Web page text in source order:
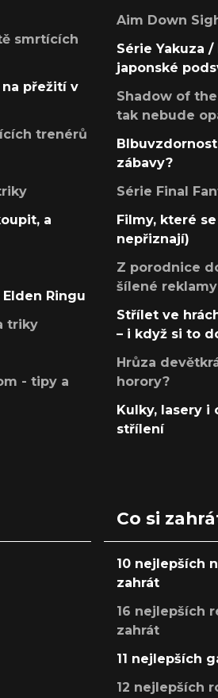
smrtících
přežití v
trenérů
a
Ringu
triky
- tipy a
Aim Down
Série Yakuza
japonské
Shadow of
tak nebude
zábavy?
Série Final
Filmy, které
nepřiznají)
Z porodnice
šílené
Střílet ve
– i když si to
Hrůza
horory?
Kulky, lasery i
střílení
Co si
10 nejlepších
zahrát
16 nejlepších
zahrát
11 nejlepších
12 nejlepších